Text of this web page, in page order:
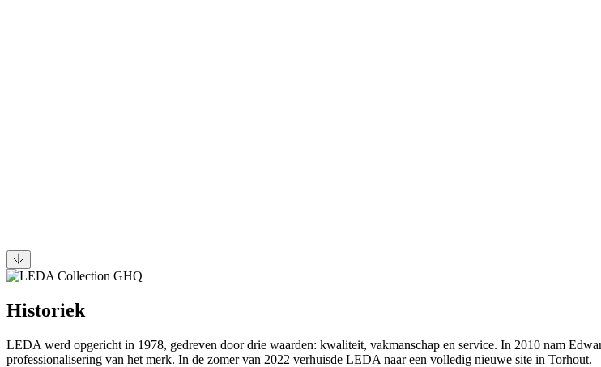
Historiek
LEDA werd opgericht in 1978, gedreven door drie waarden: kwaliteit, vakmanschap en service. In 2010 nam
professionalisering van het merk. In de zomer van 2022 verhuisde LEDA naar een volledig nieuwe site in Torhout.